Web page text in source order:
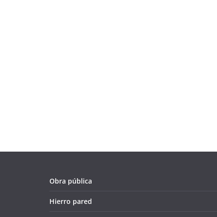
Obra pública
Hierro pared